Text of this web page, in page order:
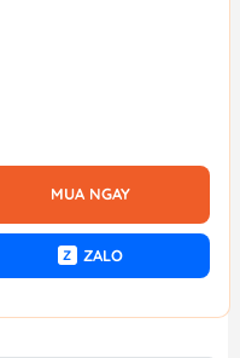
MUA NGAY
Z ZALO